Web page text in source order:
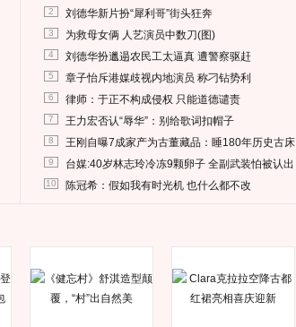
2 刘德华新片扮“犀利哥”街头狂奔
3 为救母女俩 人艺演员中数刀(图)
4 刘德华扮邋遢农民工太逼真 遭警察驱赶
5 章子怡斥港媒歧视内地演员 称刁钻势利
6 律师：于正不构成侵权 只能道德谴责
7 王力宏否认“辱华”：别给歌词扣帽子
8 王刚自曝7成家产为古董藏品：睡180年历史古床
9 台媒:40岁林志玲冷冻9颗卵子 全副武装怕被认出
10 陈冠希：假如我有时光机 也什么都不改